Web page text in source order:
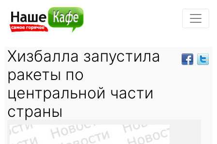
Хизбалла запустила
ракеты по
центральной части
страны